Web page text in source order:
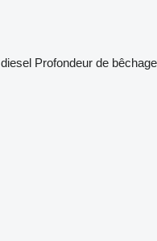
diesel Profondeur de bêchage